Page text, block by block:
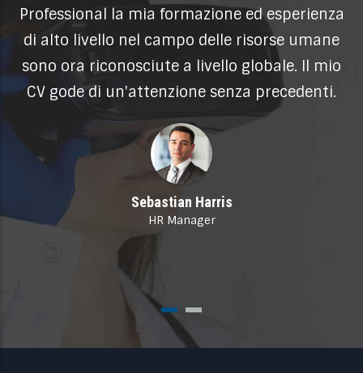
la mia formazione ed esperienza
livello nel campo delle risorse umane
ora riconosciute a livello globale. Il mio
gode di un'attenzione senza precedenti.
Sebastian Harris
HR Manager